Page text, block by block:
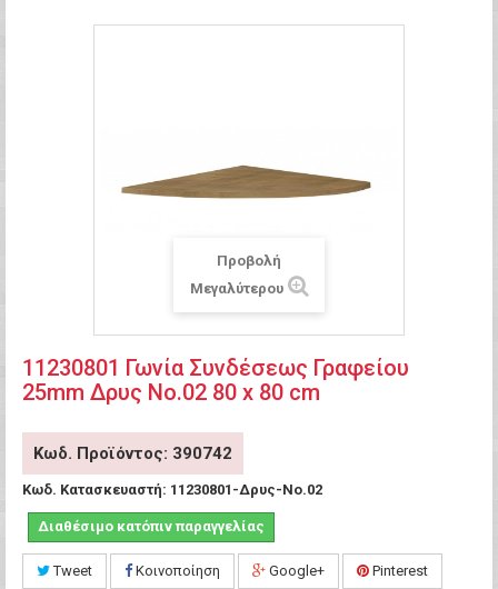
Προβολή
Μεγαλύτερου
11230801 Γωνία Συνδέσεως Γραφείου
25mm Δρυς Νο.02 80 x 80 cm
Κωδ. Προϊόντος: 390742
Κωδ. Κατασκευαστή: 11230801-Δρυς-Νο.02
Διαθέσιμο κατόπιν παραγγελίας
Tweet Κοινοποίηση Google+ Pinterest